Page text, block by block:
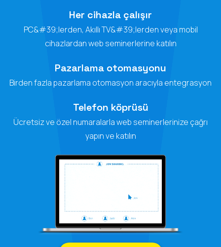
Her cihazla çalışır
PC&#39;lerden, Akıllı TV&#39;lerden veya mobil
cihazlardan web seminerlerine katılın
Pazarlama otomasyonu
Birden fazla pazarlama otomasyon aracıyla entegrasyon
Telefon köprüsü
Ücretsiz ve özel numaralarla web seminerlerinize çağrı
yapın ve katılın